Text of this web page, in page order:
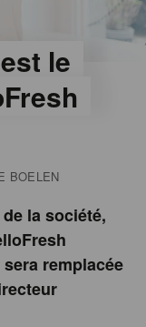
le
BOELEN
la société,
remplacée